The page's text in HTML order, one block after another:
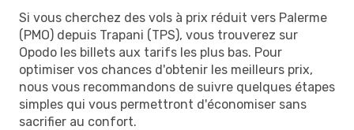
Si vous cherchez des vols à prix réduit vers Palerme
(PMO) depuis Trapani (TPS), vous trouverez sur
Opodo les billets aux tarifs les plus bas. Pour
optimiser vos chances d'obtenir les meilleurs prix,
nous vous recommandons de suivre quelques étapes
simples qui vous permettront d'économiser sans
sacrifier au confort.